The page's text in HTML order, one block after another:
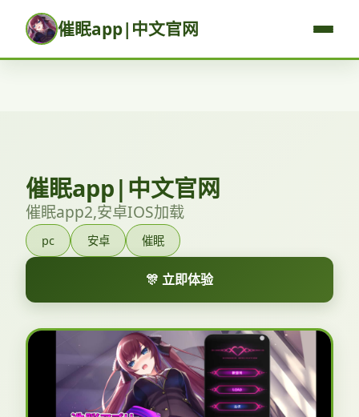
催眠app|中文官网
催眠app|中文官网
催眠app2,安卓IOS加载
pc 安卓 催眠
🎊 立即体验